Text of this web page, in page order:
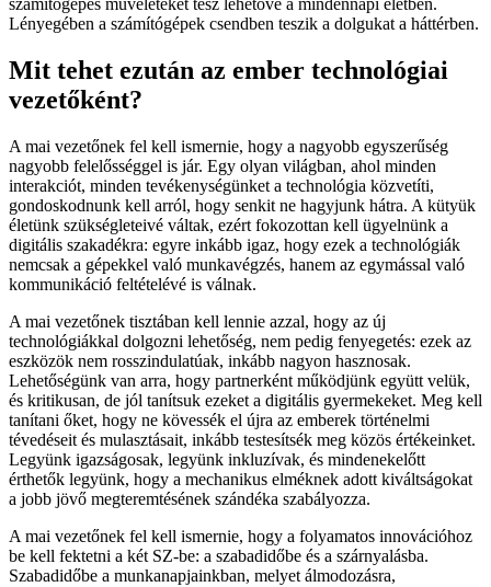
Lényegében a számítógépek csendben teszik a dolgukat a háttérben.
Mit tehet ezután az ember technológiai
vezetőként?
A mai vezetőnek fel kell ismernie, hogy a nagyobb egyszerűség
nagyobb felelősséggel is jár. Egy olyan világban, ahol minden
interakciót, minden tevékenységünket a technológia közvetíti,
gondoskodnunk kell arról, hogy senkit ne hagyjunk hátra. A kütyük
életünk szükségleteivé váltak, ezért fokozottan kell ügyelnünk a
digitális szakadékra: egyre inkább igaz, hogy ezek a technológiák
nemcsak a gépekkel való munkavégzés, hanem az egymással való
kommunikáció feltételévé is válnak.
A mai vezetőnek tisztában kell lennie azzal, hogy az új
technológiákkal dolgozni lehetőség, nem pedig fenyegetés: ezek az
eszközök nem rosszindulatúak, inkább nagyon hasznosak.
Lehetőségünk van arra, hogy partnerként működjünk együtt velük,
és kritikusan, de jól tanítsuk ezeket a digitális gyermekeket. Meg kell
tanítani őket, hogy ne kövessék el újra az emberek történelmi
tévedéseit és mulasztásait, inkább testesítsék meg közös értékeinket.
Legyünk igazságosak, legyünk inkluzívak, és mindenekelőtt
érthetők legyünk, hogy a mechanikus elméknek adott kiváltságokat
a jobb jövő megteremtésének szándéka szabályozza.
A mai vezetőnek fel kell ismernie, hogy a folyamatos innovációhoz
be kell fektetni a két SZ-be: a szabadidőbe és a szárnyalásba.
Szabadidőbe a munkanapjainkban, melyet álmodozásra,